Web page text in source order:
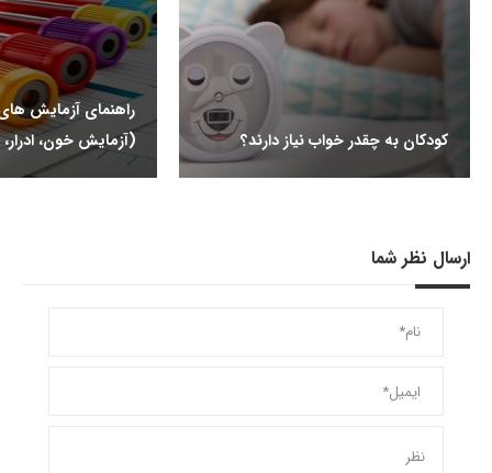
کودکان به چقدر خواب نیاز دارند؟
راهنمای آزمایش
(آزمایش خون،
ارسال نظر شما